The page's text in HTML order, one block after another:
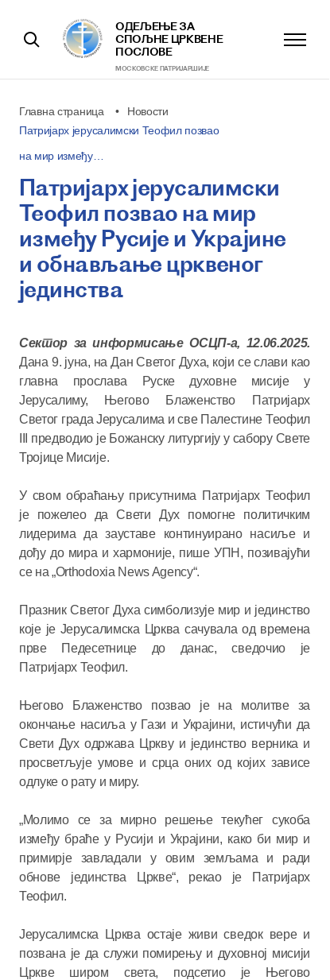
ОДЕЉЕЊЕ ЗА
СПОЉНЕ ЦРКВЕНЕ
ПОСЛОВЕ
МОСКОВСКЕ ПАТРИJАРШИЈЕ
Главна страница
Новости
Патријарх јерусалимски Теофил позвао
на мир између…
Патријарх јерусалимски
Теофил позвао на мир
између Русије и Украјине
и обнављање црквеног
јединства
Сектор за информисање ОСЦП-а, 12.06.2025.
Дана 9. јуна, на Дан Светог Духа, који се слави као
главна прослава Руске духовне мисије у
Јерусалиму, Његово Блаженство Патријарх
Светог града Јерусалима и све Палестине Теофил
III предводио је Божанску литургију у сабору Свете
Тројице Мисије.
У свом обраћању присутнима Патријарх Теофил
је пожелео да Свети Дух помогне политичким
лидерима да зауставе континуирано насиље и
дођу до мира и хармоније, пише УПН, позивајући
се на „Orthodoxia News Agency“.
Празник Светог Духа симболизује мир и јединство
које је Јерусалимска Црква сачувала од времена
прве Педесетнице до данас, сведочио је
Патријарх Теофил.
Његово Блаженство позвао је на молитве за
окончање насиља у Гази и Украјини, истичући да
Свети Дух одржава Цркву и јединство верника и
просветљује умове и срца оних од којих зависе
одлуке о рату и миру.
„Молимо се за мирно решење текућег сукоба
између браће у Русији и Украјини, како би мир и
примирје завладали у овим земљама и ради
обнове јединства Цркве“, рекао је Патријарх
Теофил.
Јерусалимска Црква остаје живи сведок вере и
позвана је да служи помирењу и духовној мисији
Цркве широм света, подсетио је Његово